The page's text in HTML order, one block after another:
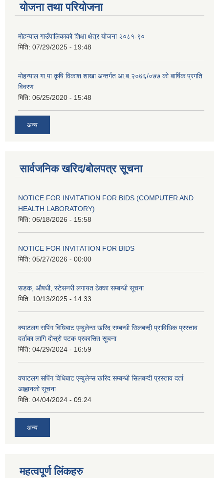
योजना तथा परियोजना
मोहन्याल गाउँपालिकाको शिक्षा क्षेत्र योजना २०८१-९०
मिति: 07/29/2025 - 19:48
मोहन्याल गा.पा कृषि विकाश शाखा अन्तर्गत आ.ब.२०७६/०७७ को बार्षिक प्रगति
विवरण
मिति: 06/25/2020 - 15:48
अन्य
सार्वजनिक खरिद/बोलपत्र सूचना
NOTICE FOR INVITATION FOR BIDS (COMPUTER AND
HEALTH LABORATORY)
मिति: 06/18/2026 - 15:58
NOTICE FOR INVITATION FOR BIDS
मिति: 05/27/2026 - 00:00
सडक, औषधी, स्टेसनरी लगायत ठेक्का सम्बन्धी सूचना
मिति: 10/13/2025 - 14:33
क्याटलग सपिंग विधिबाट एम्बुलेन्स खरिद सम्बन्धी सिलबन्दी प्राविधिक प्रस्ताव
दर्ताका लागि दोस्रो पटक प्रकासित सूचना
मिति: 04/29/2024 - 16:59
क्याटलग सपिंग विधिबाट एम्बुलेन्स खरिद सम्बन्धी सिलबन्दी प्रस्ताव दर्ता
आह्वानको सूचना
मिति: 04/04/2024 - 09:24
अन्य
महत्वपूर्ण लिंकहरु